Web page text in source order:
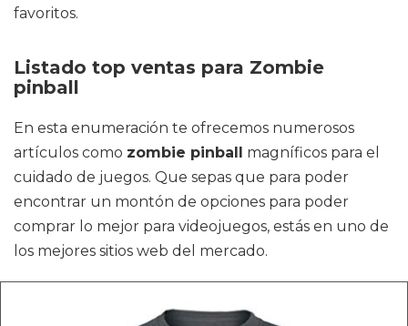
favoritos.
Listado top ventas para Zombie
pinball
En esta enumeración te ofrecemos numerosos
artículos como zombie pinball magníficos para el
cuidado de juegos. Que sepas que para poder
encontrar un montón de opciones para poder
comprar lo mejor para videojuegos, estás en uno de
los mejores sitios web del mercado.